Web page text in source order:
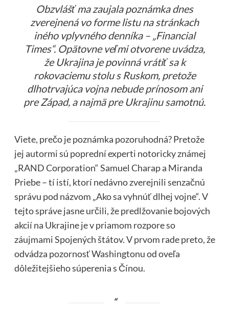
Obzvlášť ma zaujala poznámka dnes
zverejnená vo forme listu na stránkach
iného vplyvného denníka – „Financial
Times“. Opätovne veľmi otvorene uvádza,
že Ukrajina je povinná vrátiť sa k
rokovaciemu stolu s Ruskom, pretože
dlhotrvajúca vojna nebude prínosom ani
pre Západ, a najmä pre Ukrajinu samotnú.
Viete, prečo je poznámka pozoruhodná? Pretože
jej autormi sú poprední experti notoricky známej
„RAND Corporation“ Samuel Charap a Miranda
Priebe – tí istí, ktorí nedávno zverejnili senzačnú
správu pod názvom „Ako sa vyhnúť dlhej vojne“. V
tejto správe jasne určili, že predlžovanie bojových
akcií na Ukrajine je v priamom rozpore so
záujmami Spojených štátov. V prvom rade preto, že
odvádza pozornosť Washingtonu od oveľa
dôležitejšieho súperenia s Čínou.